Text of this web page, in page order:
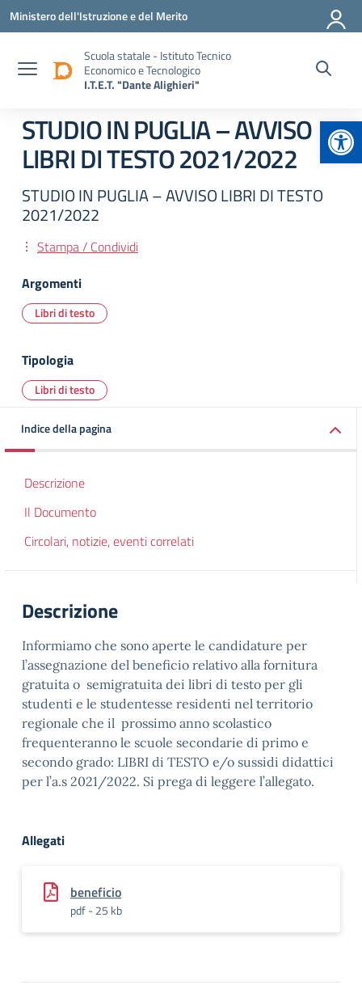
Vai ai contenuti
Vai al menu di navigazione
Vai al footer
Ministero dell'Istruzione e del Merito
Scuola statale - Istituto Tecnico
Economico e Tecnologico
I.T.E.T. "Dante Alighieri"
STUDIO IN PUGLIA – AVVISO
LIBRI DI TESTO 2021/2022
STUDIO IN PUGLIA – AVVISO LIBRI DI TESTO
2021/2022
Stampa / Condividi
Argomenti
Libri di testo
Tipologia
Libri di testo
Indice della pagina
Descrizione
Il Documento
Circolari, notizie, eventi correlati
Descrizione
Informiamo che sono aperte le candidature per
l’assegnazione del beneficio relativo alla fornitura
gratuita o semigratuita dei libri di testo per gli
studenti e le studentesse residenti nel territorio
regionale che il prossimo anno scolastico
frequenteranno le scuole secondarie di primo e
secondo grado: LIBRI di TESTO e/o sussidi didattici
per l’a.s 2021/2022. Si prega di leggere l’allegato.
Allegati
beneficio
pdf - 25 kb